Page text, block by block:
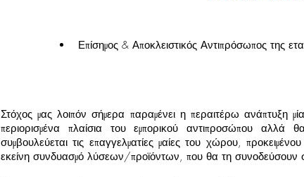
Επίσημος & Αποκλειστικός Αντιπρόσωπος της
Στόχος μας λοιπόν σήμερα παραμένει η περαιτέρω ανάπτυξη
περιορισμένα πλαίσια του εμπορικού αντιπροσώπου
συμβουλεύεται τις επαγγελματίες μαίες του χώρου,
εκείνη συνδυασμό λύσεων/προϊόντων, που θα τη συνοδεύσουν